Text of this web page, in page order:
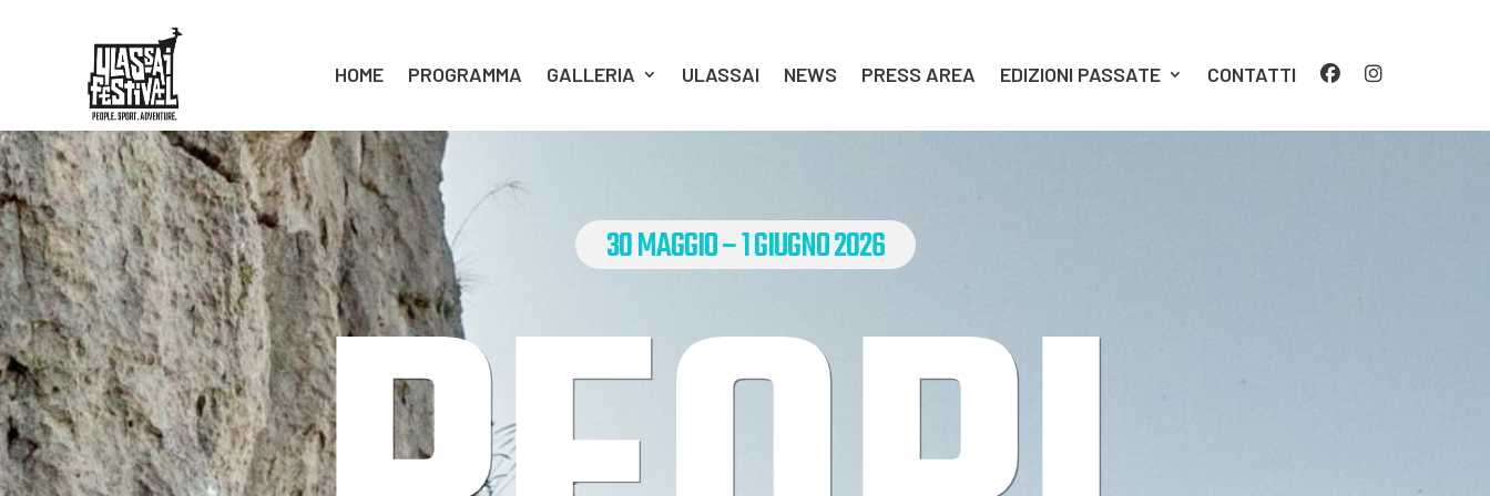
HOME PROGRAMMA GALLERIA ULASSAI NEWS PRESS AREA EDIZIONI PASSATE CONTATTI
30 MAGGIO – 1 GIUGNO 2026